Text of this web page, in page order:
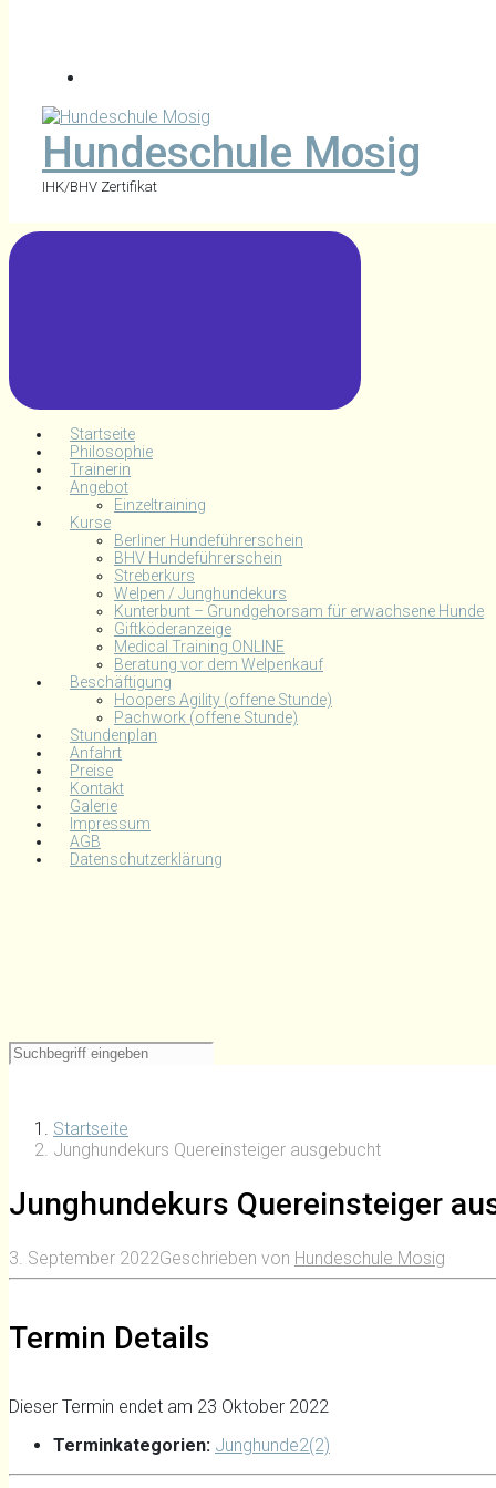
Hundeschule Mosig
IHK/BHV Zertifikat
Startseite
Philosophie
Trainerin
Angebot
Einzeltraining
Kurse
Berliner Hundeführerschein
BHV Hundeführerschein
Streberkurs
Welpen / Junghundekurs
Kunterbunt – Grundgehorsam für erwachsene Hunde
Giftköderanzeige
Medical Training ONLINE
Beratung vor dem Welpenkauf
Beschäftigung
Hoopers Agility (offene Stunde)
Pachwork (offene Stunde)
Stundenplan
Anfahrt
Preise
Kontakt
Galerie
Impressum
AGB
Datenschutzerklärung
Startseite
Junghundekurs Quereinsteiger ausgebucht
Junghundekurs Quereinsteiger
3. September 2022Geschrieben von Hundeschule Mosig
Termin Details
Dieser Termin endet am 23 Oktober 2022
Terminkategorien: Junghunde2(2)